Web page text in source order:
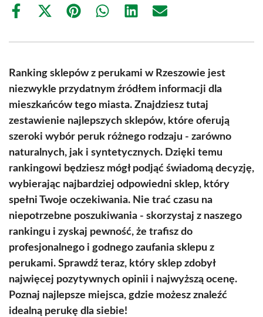
Share
Share
(Twitter)
Share Share Share Share
Ranking sklepów z perukami w Rzeszowie jest
niezwykle przydatnym źródłem informacji dla
mieszkańców tego miasta. Znajdziesz tutaj
zestawienie najlepszych sklepów, które oferują
szeroki wybór peruk różnego rodzaju - zarówno
naturalnych, jak i syntetycznych. Dzięki temu
rankingowi będziesz mógł podjąć świadomą decyzję,
wybierając najbardziej odpowiedni sklep, który
spełni Twoje oczekiwania. Nie trać czasu na
niepotrzebne poszukiwania - skorzystaj z naszego
rankingu i zyskaj pewność, że trafisz do
profesjonalnego i godnego zaufania sklepu z
perukami. Sprawdź teraz, który sklep zdobył
najwięcej pozytywnych opinii i najwyższą ocenę.
Poznaj najlepsze miejsca, gdzie możesz znaleźć
idealną perukę dla siebie!